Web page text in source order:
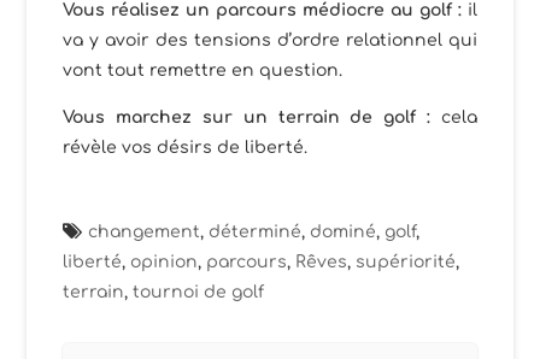
Vous réalisez un parcours médiocre au golf : il
va y avoir des tensions d’ordre relationnel qui
vont tout remettre en question.
Vous marchez sur un terrain de golf : cela
révèle vos désirs de liberté.
changement, déterminé, dominé, golf,
liberté, opinion, parcours, Rêves, supériorité,
terrain,tournoi de golf